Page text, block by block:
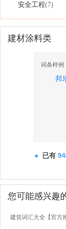
安全工程(7)
建材涂料类
词条样例
邦
已有
您可能感兴趣
建筑词汇大全【官方